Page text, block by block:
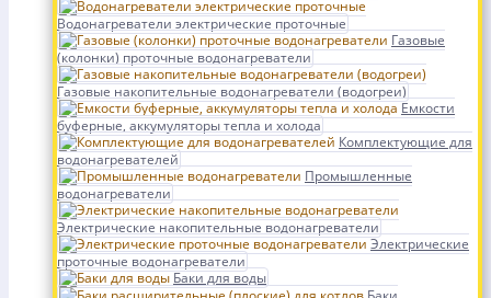
Водонагреватели электрические проточные
Газовые
(колонки) проточные водонагреватели
Газовые накопительные водонагреватели (водогреи)
Емкости
буферные, аккумуляторы тепла и холода
Комплектующие для
водонагревателей
Промышленные
водонагреватели
Электрические накопительные водонагреватели
Электрические
проточные водонагреватели
Баки для воды